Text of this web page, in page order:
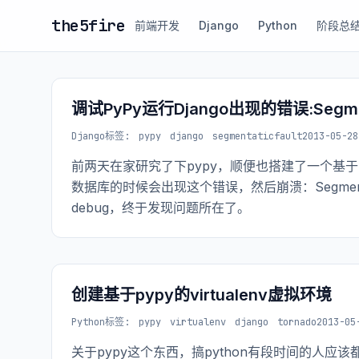
the5fire 前端开发 Django Python 阶段总
调试PyPy运行Django出现的错误
Django标签: pypy django segmentaticfault2013-05-28
前两天在家研究了下pypy，顺便也搭建了一个基
数据库的时候会出现这个错误，然后崩溃：
debug，终于发现问题所在了。
创建基于pypy的virtualenv虚拟环境
Python标签: pypy virtualenv django tornado2013-
关于pypy这个东西，搞python有段时间的人应该